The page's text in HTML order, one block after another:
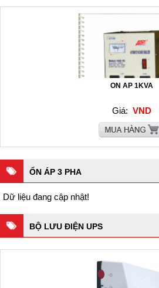
ON AP 1KVA
Giá: VND
ỔN ÁP 3 PHA
Dữ liệu đang cập nhật!
BỘ LƯU ĐIỆN UPS